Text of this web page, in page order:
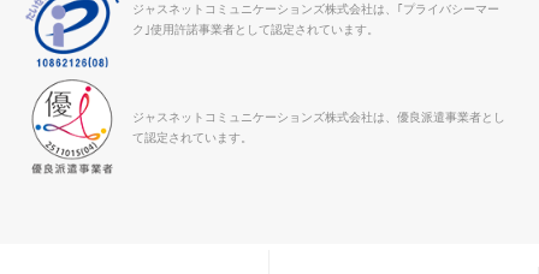
ジャスネットコミュニケーションズ株式会社は、｢プライバシーマー
ク｣使用許諾事業者として認定されています。
ジャスネットコミュニケーションズ株式会社は、優良派遣事業者とし
て認定されています。